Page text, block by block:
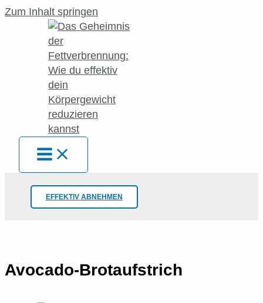
Zum Inhalt springen
EFFEKTIV ABNEHMEN
Avocado-Brotaufstrich